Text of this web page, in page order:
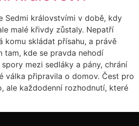
Sedmi královstvími v době, kdy
malé křivdy zůstaly. Nepatří
komu skládat přísahu, a právě
tam, kde se pravda nehodí
mezi sedláky a pány, chrání
válka připravila o domov. Čest pro
ale každodenní rozhodnutí, které